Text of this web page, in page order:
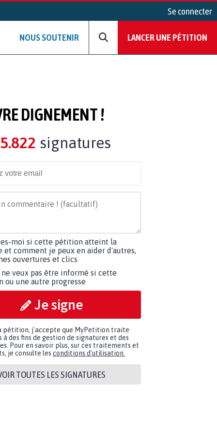
Se connecter
NOUS SOUTENIR LANCER UNE PÉTITION
DIGNEMENT !
signatures
moi si cette pétition atteint la
et comment je peux en aider d'autres,
ouvertures et clics
ne veux pas être informé si cette
ou une autre progresse
Je signe
pétition, j'accepte que MyPetition traite
à des fins de gestion de signatures et des
Pour en savoir plus, sur ces traitements et
je consulte les conditions d'utilisation.
TOUTES LES SIGNATURES